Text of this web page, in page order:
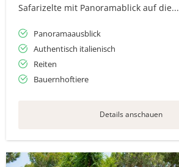
Safarizelte mit Panoramablick auf die...
Panoramaausblick
Authentisch italienisch
Reiten
Bauernhoftiere
Details anschauen